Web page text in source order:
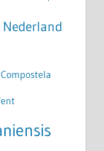
Nederland